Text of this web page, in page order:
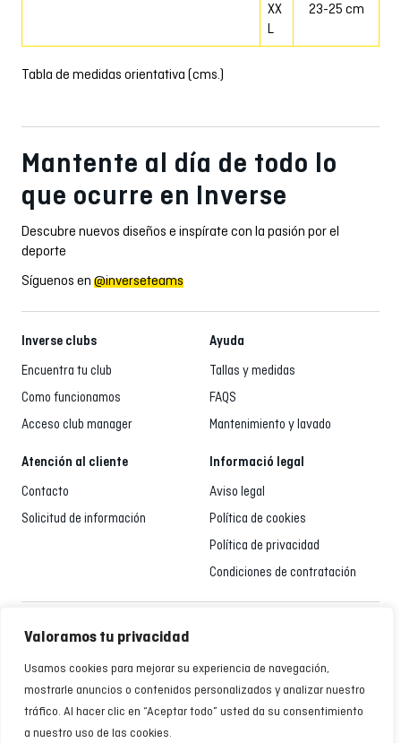
Valoramos tu privacidad
Usamos cookies para mejorar su experiencia de navegación,
mostrarle anuncios o contenidos personalizados y analizar nuestro
tráfico. Al hacer clic en “Aceptar todo” usted da su consentimiento
a nuestro uso de las cookies.
XX
L
23-25 cm
Tabla de medidas orientativa (cms.)
Mantente al día de todo lo
que ocurre en Inverse
Descubre nuevos diseños e inspírate con la pasión por el
deporte
Síguenos en @inverseteams
Inverse clubs
Encuentra tu club
Como funcionamos
Acceso club manager
Ayuda
Tallas y medidas
FAQS
Mantenimiento y lavado
Atención al cliente
Contacto
Solicitud de información
Informació legal
Aviso legal
Política de cookies
Política de privacidad
Condiciones de contratación
Atención al cliente